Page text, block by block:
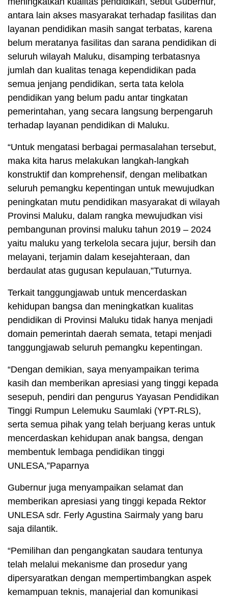
antara lain akses masyarakat terhadap fasilitas dan
layanan pendidikan masih sangat terbatas, karena
belum meratanya fasilitas dan sarana pendidikan di
seluruh wilayah Maluku, disamping terbatasnya
jumlah dan kualitas tenaga kependidikan pada
semua jenjang pendidikan, serta tata kelola
pendidikan yang belum padu antar tingkatan
pemerintahan, yang secara langsung berpengaruh
terhadap layanan pendidikan di Maluku.
“Untuk mengatasi berbagai permasalahan tersebut,
maka kita harus melakukan langkah-langkah
konstruktif dan komprehensif, dengan melibatkan
seluruh pemangku kepentingan untuk mewujudkan
peningkatan mutu pendidikan masyarakat di wilayah
Provinsi Maluku, dalam rangka mewujudkan visi
pembangunan provinsi maluku tahun 2019 – 2024
yaitu maluku yang terkelola secara jujur, bersih dan
melayani, terjamin dalam kesejahteraan, dan
berdaulat atas gugusan kepulauan,”Tuturnya.
Terkait tanggungjawab untuk mencerdaskan
kehidupan bangsa dan meningkatkan kualitas
pendidikan di Provinsi Maluku tidak hanya menjadi
domain pemerintah daerah semata, tetapi menjadi
tanggungjawab seluruh pemangku kepentingan.
“Dengan demikian, saya menyampaikan terima
kasih dan memberikan apresiasi yang tinggi kepada
sesepuh, pendiri dan pengurus Yayasan Pendidikan
Tinggi Rumpun Lelemuku Saumlaki (YPT-RLS),
serta semua pihak yang telah berjuang keras untuk
mencerdaskan kehidupan anak bangsa, dengan
membentuk lembaga pendidikan tinggi
UNLESA,”Paparnya
Gubernur juga menyampaikan selamat dan
memberikan apresiasi yang tinggi kepada Rektor
UNLESA sdr. Ferly Agustina Sairmaly yang baru
saja dilantik.
“Pemilihan dan pengangkatan saudara tentunya
telah melalui mekanisme dan prosedur yang
dipersyaratkan dengan mempertimbangkan aspek
kemampuan teknis, manajerial dan komunikasi